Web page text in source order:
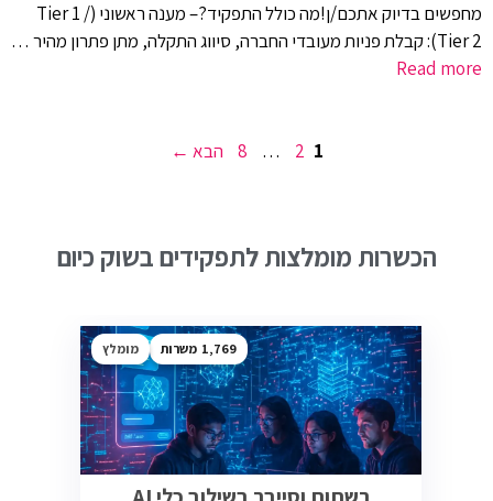
מחפשים בדיוק אתכם/ן!מה כולל התפקיד?– מענה ראשוני (Tier 1 /
Tier 2): קבלת פניות מעובדי החברה, סיווג התקלה, מתן פתרון מהיר …
Read more
עמוד
1 עמוד
2
… עמוד
8 הבא →
הכשרות מומלצות לתפקידים בשוק כיום
1,769 מומלץ